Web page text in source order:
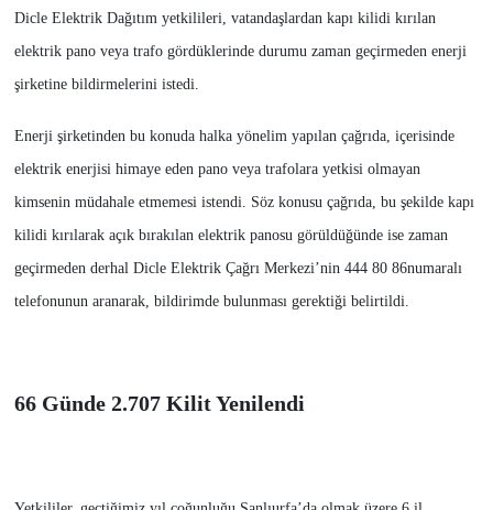
Dicle Elektrik Dağıtım yetkilileri, vatandaşlardan kapı kilidi kırılan
elektrik pano veya trafo gördüklerinde durumu zaman geçirmeden enerji
şirketine bildirmelerini istedi.
Enerji şirketinden bu konuda halka yönelim yapılan çağrıda, içerisinde
elektrik enerjisi himaye eden pano veya trafolara yetkisi olmayan
kimsenin müdahale etmemesi istendi. Söz konusu çağrıda, bu şekilde kapı
kilidi kırılarak açık bırakılan elektrik panosu görüldüğünde ise zaman
geçirmeden derhal Dicle Elektrik Çağrı Merkezi’nin 444 80 86numaralı
telefonunun aranarak, bildirimde bulunması gerektiği belirtildi.
66 Günde 2.707 Kilit Yenilendi